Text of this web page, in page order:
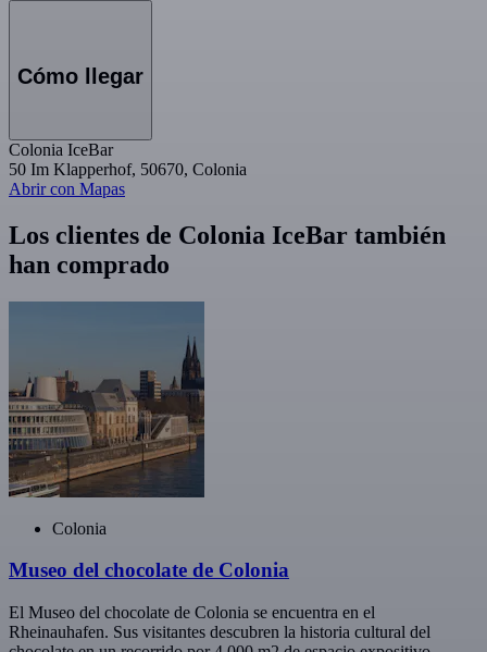
Cómo llegar
Colonia IceBar
50 Im Klapperhof, 50670, Colonia
Abrir con Mapas
Los clientes de Colonia IceBar también
han comprado
Colonia
Museo del chocolate de Colonia
El Museo del chocolate de Colonia se encuentra en el
Rheinauhafen. Sus visitantes descubren la historia cultural del